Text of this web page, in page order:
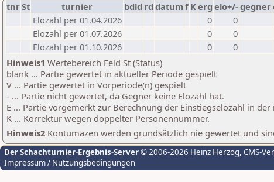
tnrSt turnier bdld rd datumf Kerg elo+/-gegner
Elozahl per 01.04.2026
0
0
Elozahl per 01.07.2026
0
0
Elozahl per 01.10.2026
0
0
Hinweis1 Wertebereich Feld St (Status)
blank ... Partie gewertet in aktueller Periode gespielt
V ... Partie gewertet in Vorperiode(n) gespielt
- ... Partie nicht gewertet, da Gegner keine Elozahl hat.
E ... Partie vorgemerkt zur Berechnung der Einstiegselozahl in
K ... Korrektur wegen doppelter Personennummer.
Hinweis2 Kontumazen werden grundsätzlich nie gewertet und
Der Schachturnier-Ergebnis-Server© 2006-2026 Heinz Herzog, CMS-
Impressum / Nutzungsbedingungen